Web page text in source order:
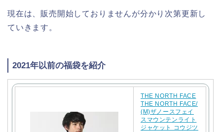
現在は、販売開始しておりませんが分かり次第更新し
ていきます。
2021年以前の福袋を紹介
THE NORTH FACE
THE NORTH FACE/
(M)ザノースフェイ
スマウンテンライト
ジャケット コウジツ